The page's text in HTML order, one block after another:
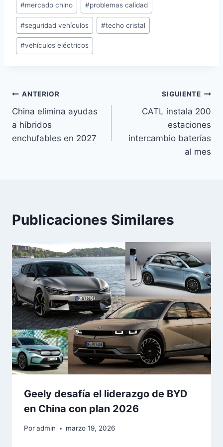
la
entrada:
#mercado chino #problemas calidad
#seguridad vehículos #techo cristal
#vehículos eléctricos
Navegación
de
entradas
ANTERIOR
China elimina ayudas
a híbridos
enchufables en 2027
SIGUIENTE
CATL instala 200
estaciones
intercambio baterías
al mes
Publicaciones Similares
Geely desafía el liderazgo de BYD
en China con plan 2026
Poradmin marzo 19, 2026